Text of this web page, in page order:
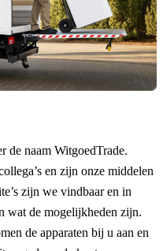
de naam WitgoedTrade.
en zijn onze middelen
zijn we vindbaar en in
wat de mogelijkheden zijn.
de apparaten bij u aan en